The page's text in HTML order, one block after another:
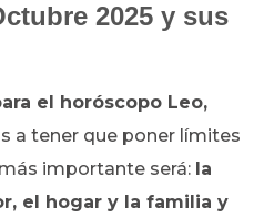
2025 y sus
el horóscopo Leo,
a tener que poner límites
importante será: a
el hogar y la familia y